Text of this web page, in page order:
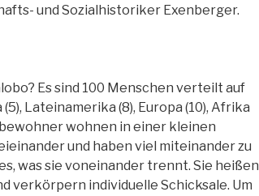
und Sozialhistoriker Exenberger.
Es sind 100 Menschen verteilt auf
Lateinamerika (8), Europa (10), Afrika
wohnen in einer kleinen
und haben viel miteinander zu
was sie voneinander trennt. Sie heißen
verkörpern individuelle Schicksale. Um